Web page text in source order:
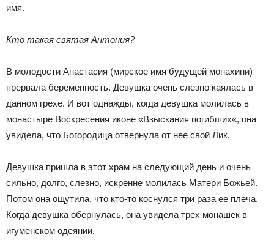
имя.
Кто такая святая Антония?
В молодости Анастасия (мирское имя будущей монахини)
прервала беременность. Девушка очень слезно каялась в
данном грехе. И вот однажды, когда девушка молилась в
монастыре Воскресения иконе «Взыскания погибших«, она
увидела, что Богородица отвернула от нее свой Лик.
Девушка пришла в этот храм на следующий день и очень
сильно, долго, слезно, искренне молилась Матери Божьей.
Потом она ощутила, что кто-то коснулся три раза ее плеча.
Когда девушка обернулась, она увидела трех монашек в
игуменском одеянии.